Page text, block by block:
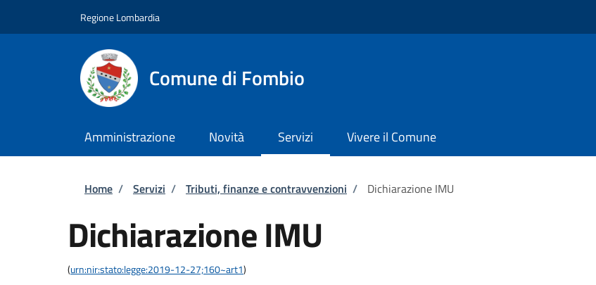
Regione Lombardia
Comune di Fombio
Amministrazione Novità Servizi Vivere il Comune
Briciole di pane
Home / Servizi / Tributi, finanze e contravvenzioni / Dichiarazione IMU
Dichiarazione IMU
(urn:nir:stato:legge:2019-12-27;160~art1)